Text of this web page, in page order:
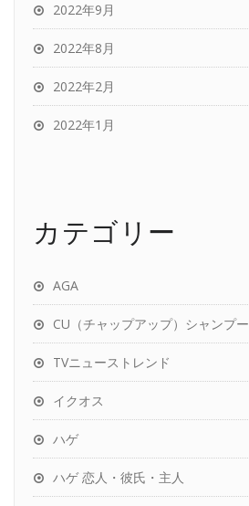
2022年9月
2022年8月
2022年2月
2022年1月
カテゴリー
AGA
CU（チャップアップ）シャンプー
TVニューストレンド
イクオス
ハゲ
ハゲ 恋人・彼氏・主人